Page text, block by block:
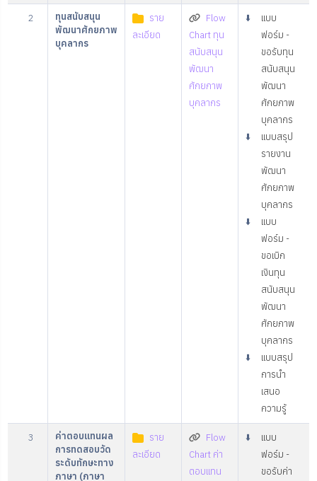
2
ทุนสนับสนุน
พัฒนาศักยภาพ
บุคลากร
ราย
ละเอียด
Flow
Chart ทุน
สนับสนุน
พัฒนา
ศักยภาพ
บุคลากร
⬇️
แบบ
ฟอร์ม -
ขอรับทุน
สนับสนุน
พัฒนา
ศักยภาพ
บุคลากร
⬇️
แบบสรุป
รายงาน
พัฒนา
ศักยภาพ
บุคลากร
⬇️
แบบ
ฟอร์ม -
ขอเบิก
เงินทุน
สนับสนุน
พัฒนา
ศักยภาพ
บุคลากร
⬇️
แบบสรุป
การนำ
เสนอ
ความรู้
3
ค่าตอบแทนผล
การทดสอบวัด
ระดับทักษะทาง
ภาษา (ภาษา
ราย
ละเอียด
Flow
Chart ค่า
ตอบแทน
⬇️
แบบ
ฟอร์ม -
ขอรับค่า